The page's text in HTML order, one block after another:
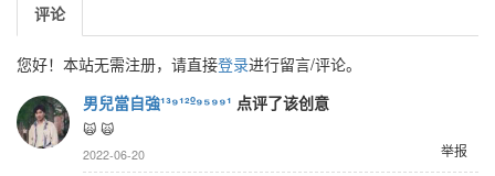
评论
您好！本站无需注册，请直接登录进行留言/评论。
男兒當自強¹³⁹¹²º⁹⁵⁹⁹¹ 点评了该创意
🙀 🙀
举报
2022-06-20